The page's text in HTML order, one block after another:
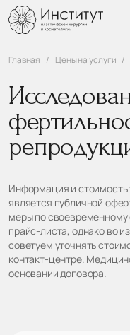
Главная Цены на услуги
Информация и стоимость
является публичной
меры по
прайс-листа, однако во
советуем уточнять
контакт-центре.
основании договора.